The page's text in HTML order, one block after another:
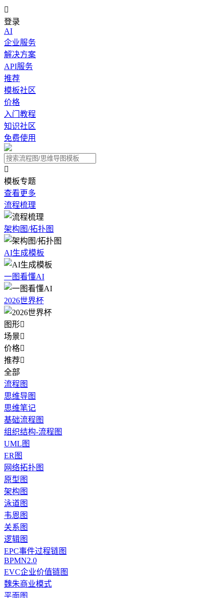

登录
AI
企业服务
解决方案
API服务
推荐
模板社区
价格
入门教程
知识社区
免费使用

模板专题
查看更多
流程梳理
架构图/拓扑图
AI生成模板
一图看懂AI
2026世界杯
图形
场景
价格
推荐
全部
流程图
思维导图
思维笔记
基础流程图
组织结构-流程图
UML图
ER图
网络拓扑图
原型图
架构图
泳道图
韦恩图
关系图
逻辑图
EPC事件过程链图
BPMN2.0
EVC企业价值链图
魏朱商业模式
平面图